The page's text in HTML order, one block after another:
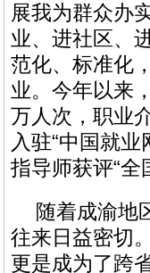
展我为群众办
业、进社区、
范化、标准化
业。今年以来
万人次，职业
入驻“中国就
指导师获评“全
随着成渝地
往来日益密切
更是成为了跨